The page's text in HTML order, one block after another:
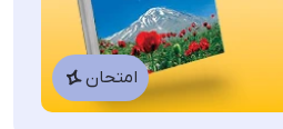
امتحان